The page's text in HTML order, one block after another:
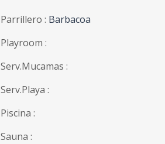
Parrillero : Barbacoa
Playroom :
Serv.Mucamas :
Serv.Playa :
Piscina :
Sauna :